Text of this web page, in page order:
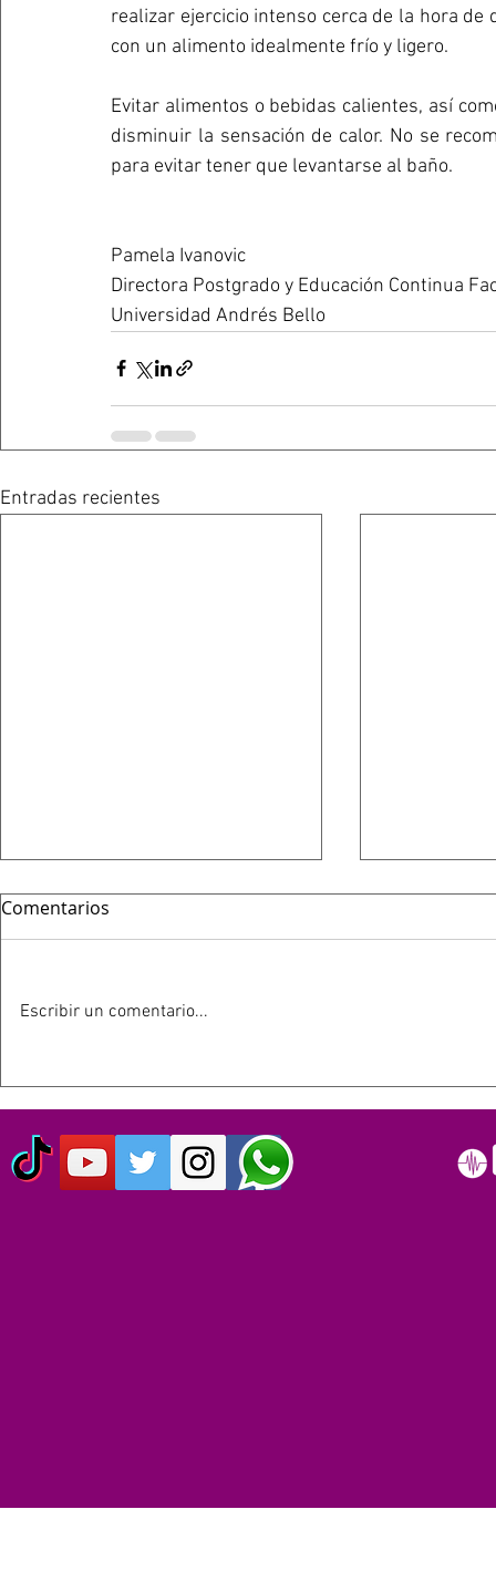
realizar ejercicio intenso cerca de la hora
con un alimento idealmente frío y ligero.
Evitar alimentos o bebidas calientes, así
disminuir la sensación de calor. No se
para evitar tener que levantarse al baño.
Pamela Ivanovic
Directora Postgrado y Educación Continua
Universidad Andrés Bello
Entradas recientes
CUMPLEN 40 AÑOS DEL LIVE
AID: EL EVENTO QUE
ORIGINO EL DÍA MUNDIAL
DEL ROCK
SIMPSON
Comentarios
Escribir un comentario...